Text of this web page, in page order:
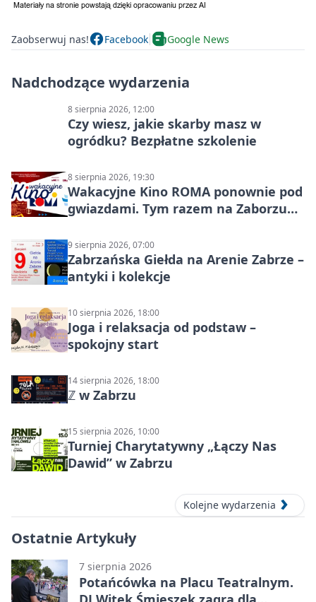
Zaobserwuj nas! Facebook Google News
Nadchodzące wydarzenia
8 sierpnia 2026, 12:00
Czy wiesz, jakie skarby masz w
ogródku? Bezpłatne szkolenie
8 sierpnia 2026, 19:30
Wakacyjne Kino ROMA ponownie pod
gwiazdami. Tym razem na Zaborzu
9 sierpnia 2026, 07:00
Zabrzańska Giełda na Arenie Zabrze –
antyki i kolekcje
10 sierpnia 2026, 18:00
Joga i relaksacja od podstaw –
spokojny start
14 sierpnia 2026, 18:00
ℤ w Zabrzu
15 sierpnia 2026, 10:00
Turniej Charytatywny „Łączy Nas
Dawid” w Zabrzu
Kolejne wydarzenia
Ostatnie Artykuły
7 sierpnia 2026
Potańcówka na Placu Teatralnym.